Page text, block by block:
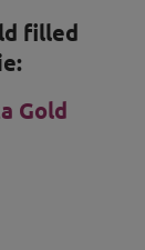
filled
Gold